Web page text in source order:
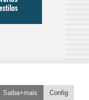
Saiba+mais Config